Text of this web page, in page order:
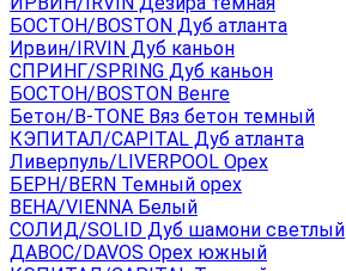
БОСТОН/BOSTON Дуб атланта
Ирвин/IRVIN Дуб каньон
СПРИНГ/SPRING Дуб каньон
БОСТОН/BOSTON Венге
Бетон/B-TONE Вяз бетон темный
КЭПИТАЛ/CAPITAL Дуб атланта
Ливерпуль/LIVERPOOL Орех
БЕРН/BERN Темный орех
ВЕНА/VIENNA Белый
СОЛИД/SOLID Дуб шамони светлый
ДАВОС/DAVOS Орех южный